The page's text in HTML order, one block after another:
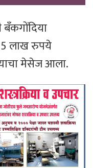
बँकगोंदिया
5 लाख रुपये
मेसेज आला.